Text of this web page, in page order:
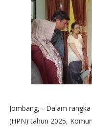
Jombang, - Dalam
(HPN) tahun 2025,